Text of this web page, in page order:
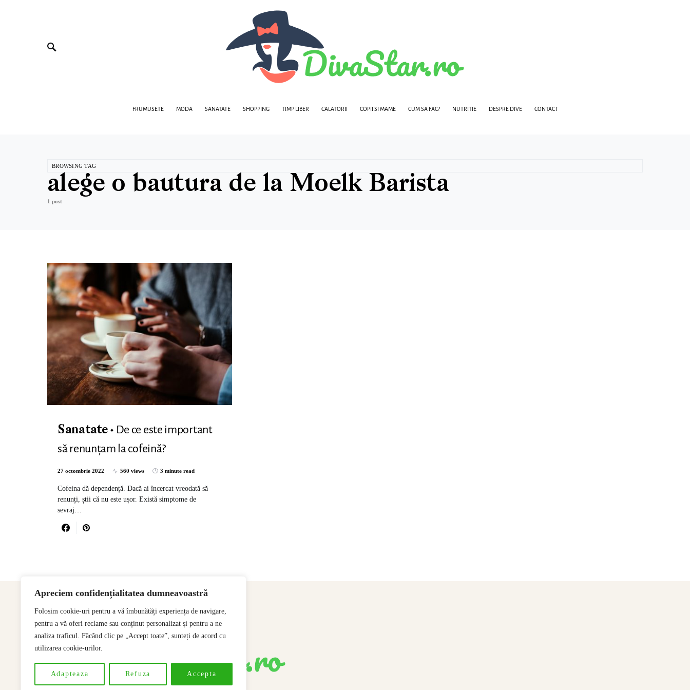
Apreciem confidențialitatea dumneavoastră
Folosim cookie-uri pentru a vă îmbunătăți experiența de navigare,
pentru a vă oferi reclame sau conținut personalizat și pentru a ne
analiza traficul. Făcând clic pe „Accept toate”, sunteți de acord cu
utilizarea cookie-urilor.
Adapteaza Refuza Accepta
FRUMUSETE MODA SANATATE SHOPPING TIMP LIBER CALATORII COPII SI MAME CUM SA FAC? NUTRITIE DESPRE DIVE CONTACT
BROWSING TAG
alege o bautura de la Moelk Barista
1 post
Sanatate
De ce este important
să renunțam la cofeină?
27 octombrie 2022 560 views 3 minute read
Cofeina dă dependență. Dacă ai încercat vreodată să
renunți, știi că nu este ușor. Există simptome de
sevraj…
Designed & Developed bySSeoP